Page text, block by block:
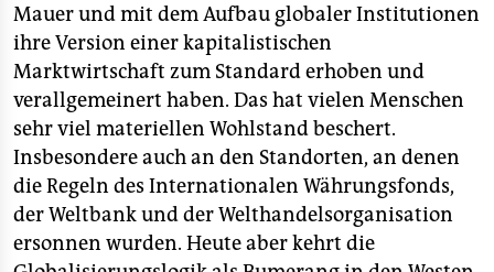
Mauer und mit dem Aufbau globaler Institutionen
ihre Version einer kapitalistischen
Marktwirtschaft zum Standard erhoben und
verallgemeinert haben. Das hat vielen Menschen
sehr viel materiellen Wohlstand beschert.
Insbesondere auch an den Standorten, an denen
die Regeln des Internationalen Währungsfonds,
der Weltbank und der Welthandelsorganisation
ersonnen wurden. Heute aber kehrt die